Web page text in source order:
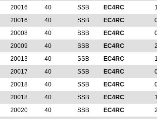
20016 40 SSB EC4RC
20016 40 SSB EC4RC
20008 40 SSB EC4RC
20009 40 SSB EC4RC
20013 40 SSB EC4RC
20017 40 SSB EC4RC
20018 40 SSB EC4RC
20018 40 SSB EC4RC
20020 40 SSB EC4RC